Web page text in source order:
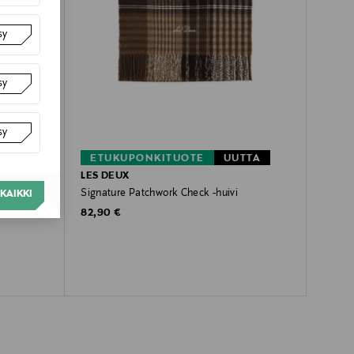
ETUKUPONKITUOTE
UUTTA
LES DEUX
Signature Patchwork Check -huivi
Original Price
82,90 €